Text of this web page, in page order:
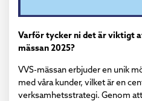
Varför tycker ni det är viktigt
mässan 2025?
VVS-mässan erbjuder en unik
med våra kunder, vilket är en
verksamhetsstrategi. Genom